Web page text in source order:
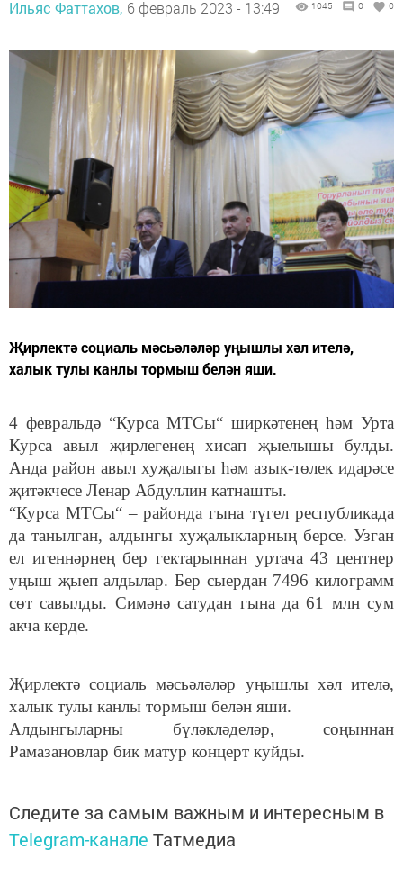
Ильяс Фаттахов, 6 февраль 2023 - 13:49 1045 0 0
Җирлектә социаль мәсьәләләр уңышлы хәл ителә,
халык тулы канлы тормыш белән яши.
4 февральдә “Курса МТСы“ ширкәтенең һәм Урта
Курса авыл җирлегенең хисап җыелышы булды.
Анда район авыл хуҗалыгы һәм азык-төлек идарәсе
җитәкчесе Ленар Абдуллин катнашты.
“Курса МТСы“ – районда гына түгел республикада
да танылган, алдынгы хуҗалыкларның берсе. Узган
ел игеннәрнең бер гектарыннан уртача 43 центнер
уңыш җыеп алдылар. Бер сыердан 7496 килограмм
сөт савылды. Симәнә сатудан гына да 61 млн сум
акча керде.
Җирлектә социаль мәсьәләләр уңышлы хәл ителә,
халык тулы канлы тормыш белән яши.
Алдынгыларны бүләкләделәр, соңыннан
Рамазановлар бик матур концерт куйды.
Следите за самым важным и интересным в
Telegram-канале Татмедиа